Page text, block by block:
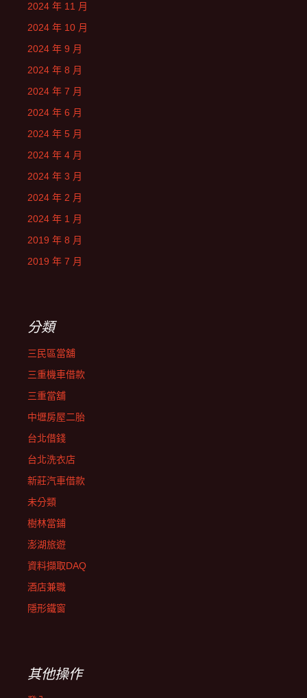
2024 年 11 月
2024 年 10 月
2024 年 9 月
2024 年 8 月
2024 年 7 月
2024 年 6 月
2024 年 5 月
2024 年 4 月
2024 年 3 月
2024 年 2 月
2024 年 1 月
2019 年 8 月
2019 年 7 月
分類
三民區當舖
三重機車借款
三重當舖
中壢房屋二胎
台北借錢
台北洗衣店
新莊汽車借款
未分類
樹林當鋪
澎湖旅遊
資料擷取DAQ
酒店兼職
隱形鐵窗
其他操作